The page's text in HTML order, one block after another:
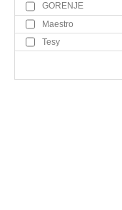
GORENJE
Maestro
Tesy